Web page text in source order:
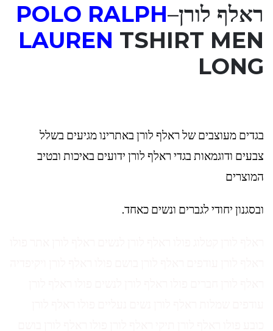
ראלף לורן–
POLO RALPH
LAUREN TSHIRT MEN
LONG
בגדים מעוצבים של ראלף לורן באתרינו מגיעים בשלל
צבעים ודוגמאות בגדי ראלף לורן ידועים באיכות ובטיב
המוצרים
ובסגנון יחודי לגברים ונשים כאחד.